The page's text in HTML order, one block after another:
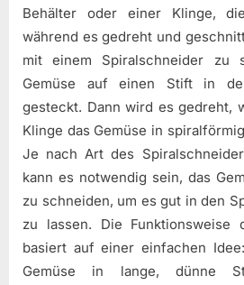
Behälter oder einer Klinge,
während es gedreht und
mit einem Spiralschneider zu
Gemüse auf einen Stift in
gesteckt. Dann wird es gedreht,
Klinge das Gemüse in
Je nach Art des
kann es notwendig sein, das
zu schneiden, um es gut in den
zu lassen. Die Funktionsweise
basiert auf einer einfachen
Gemüse in lange, dünne